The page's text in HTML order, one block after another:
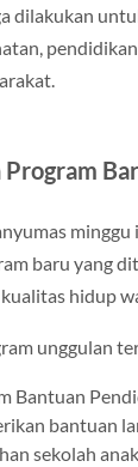
dilakukan
baru yang
hidup
unggulan
Bantuan
bantuan
sekolah